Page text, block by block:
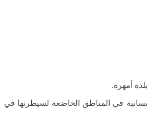
أمهرة.
في المناطق الخاضعة لسيطرتها في